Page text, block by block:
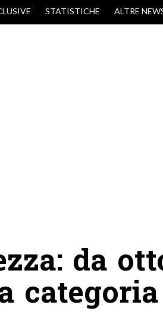
STATISTICHE ALTRE
da
categoria